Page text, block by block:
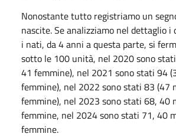
Nonostante tutto registriamo un
nascite. Se analizziamo nel dettaglio i
i nati, da 4 anni a questa parte, si
sotto le 100 unità, nel 2020 sono
41 femmine), nel 2021 sono stati 94
femmine), nel 2022 sono stati 83 (47
femmine), nel 2023 sono stati 68, 40
femmine, nel 2024 sono stati 71, 40
femmine.